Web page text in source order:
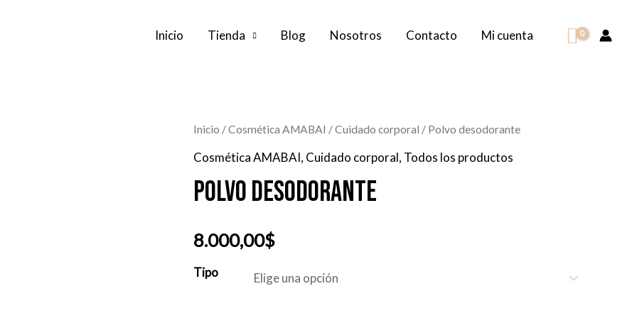
Inicio Tienda Blog Nosotros Contacto Mi cuenta
Inicio /Cosmética AMABAI /Cuidado corporal / Polvo desodorante
Cosmética AMABAI, Cuidado corporal, Todos los productos
Polvo desodorante
8.000,00$
Tipo